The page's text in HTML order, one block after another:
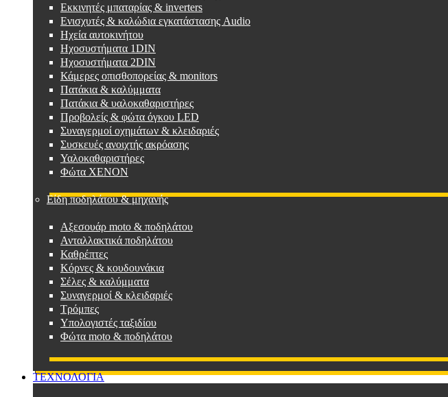
Εκκινητές μπαταρίας & inverters
Ενισχυτές & καλώδια εγκατάστασης Audio
Ηχεία αυτοκινήτου
Ηχοσυστήματα 1DIN
Ηχοσυστήματα 2DIN
Κάμερες οπισθοπορείας & monitors
Πατάκια & καλύμματα
Πατάκια & υαλοκαθαριστήρες
Προβολείς & φώτα όγκου LED
Συναγερμοί οχημάτων & κλειδαριές
Συσκευές ανοιχτής ακρόασης
Υαλοκαθαριστήρες
Φώτα XENON
Είδη ποδηλάτου & μηχανής
Αξεσουάρ moto & ποδηλάτου
Ανταλλακτικά ποδηλάτου
Καθρέπτες
Κόρνες & κουδουνάκια
Σέλες & καλύμματα
Συναγερμοί & κλειδαριές
Τρόμπες
Υπολογιστές ταξιδίου
Φώτα moto & ποδηλάτου
ΤΕΧΝΟΛΟΓΙΑ